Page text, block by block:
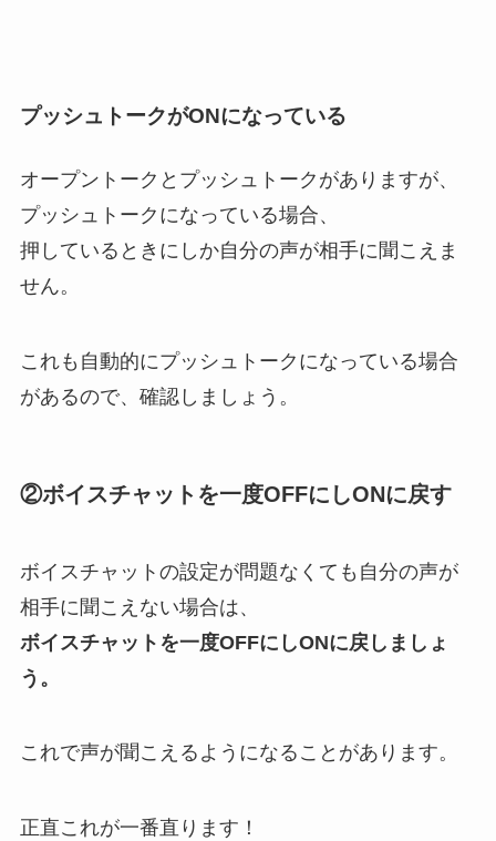
プッシュトークがONになっている
オープントークとプッシュトークがありますが、
プッシュトークになっている場合、
押しているときにしか自分の声が相手に聞こえま
せん。
これも自動的にプッシュトークになっている場合
があるので、確認しましょう。
②ボイスチャットを一度OFFにしONに戻す
ボイスチャットの設定が問題なくても自分の声が
相手に聞こえない場合は、
ボイスチャットを一度OFFにしONに戻しましょ
う。
これで声が聞こえるようになることがあります。
正直これが一番直ります！